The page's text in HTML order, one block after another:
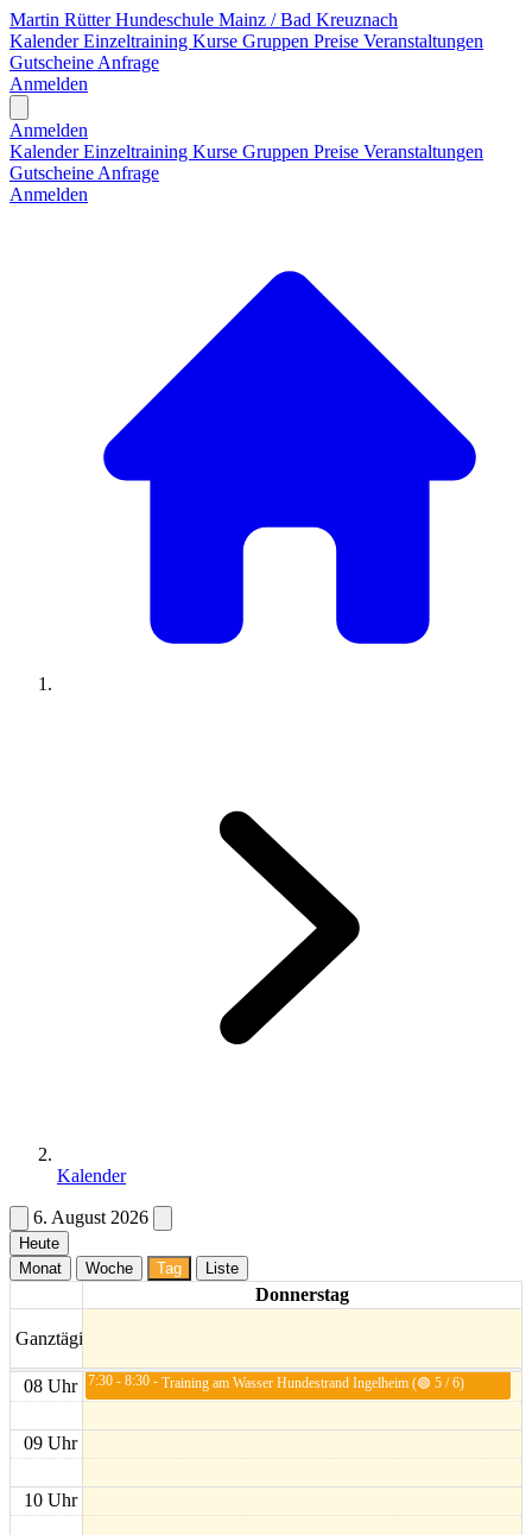
Martin Rütter Hundeschule Mainz / Bad Kreuznach
KalenderEinzeltraining Kurse Gruppen Preise Veranstaltungen
Gutscheine Anfrage
Anmelden
Anmelden
KalenderEinzeltraining Kurse Gruppen Preise Veranstaltungen
Gutscheine Anfrage
Anmelden
Kalender
6. August 2026
Heute
Monat
Woche Tag Liste
Donnerstag
Ganztägig
08 Uhr
09 Uhr
10 Uhr
7:30 - 8:30 Training am Wasser Hundestrand Ingelheim (🟢 5 / 6)